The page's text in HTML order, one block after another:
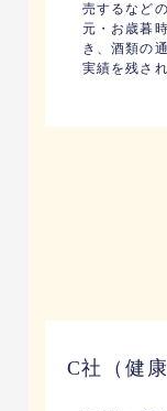
売するなど
元・お歳暮
き、酒類の
実績を残さ
C社（健